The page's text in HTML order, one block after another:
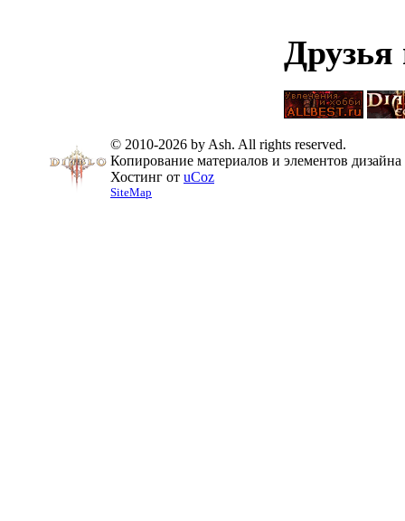
© 2010-2026 by Ash. All rights reserved.
Копирование материалов и элементов
Хостинг от uCoz
SiteMap